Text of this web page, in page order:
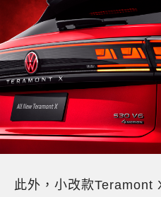
此外，小改款Teramont